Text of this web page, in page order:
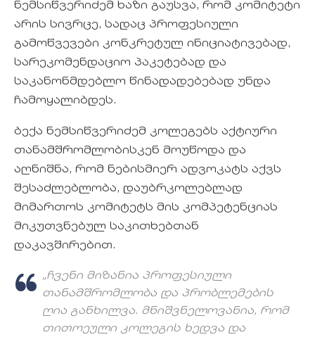
ნემსიწვერიძემ ხაზი გაუსვა, რომ კომიტეტი
არის სივრცე, სადაც პროფესიული
გამოწვევები კონკრეტულ ინიციატივებად,
სარეკომენდაციო პაკეტებად და
საკანონმდებლო წინადადებებად უნდა
ჩამოყალიბდეს.
ბექა ნემსიწვერიძემ კოლეგებს აქტიური
თანამშრომლობისკენ მოუწოდა და
აღნიშნა, რომ ნებისმიერ ადვოკატს აქვს
შესაძლებლობა, დაუბრკოლებლად
მიმართოს კომიტეტს მის კომპეტენციას
მიკუთვნებულ საკითხებთან
დაკავშირებით.
„ჩვენი მიზანია პროფესიული
თანამშრომლობა და პრობლემების
ღია განხილვა. მნიშვნელოვანია, რომ
თითოეული კოლეგის ხედვა და